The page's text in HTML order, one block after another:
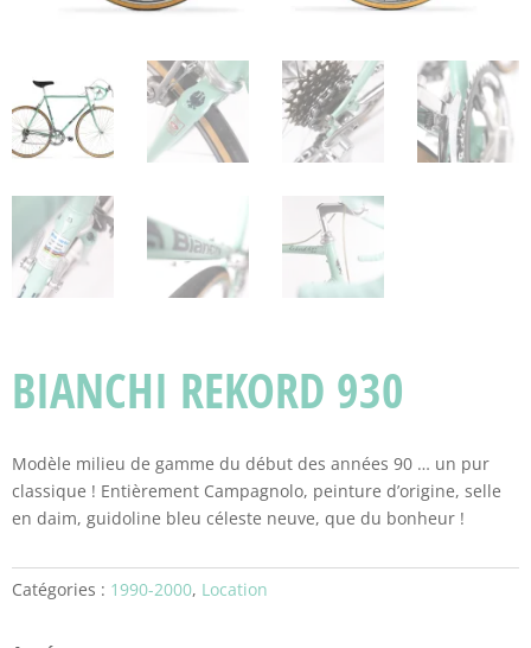
BIANCHI REKORD 930
Modèle milieu de gamme du début des années 90 … un pur
classique ! Entièrement Campagnolo, peinture d’origine, selle
en daim, guidoline bleu céleste neuve, que du bonheur !
Catégories : 1990-2000, Location